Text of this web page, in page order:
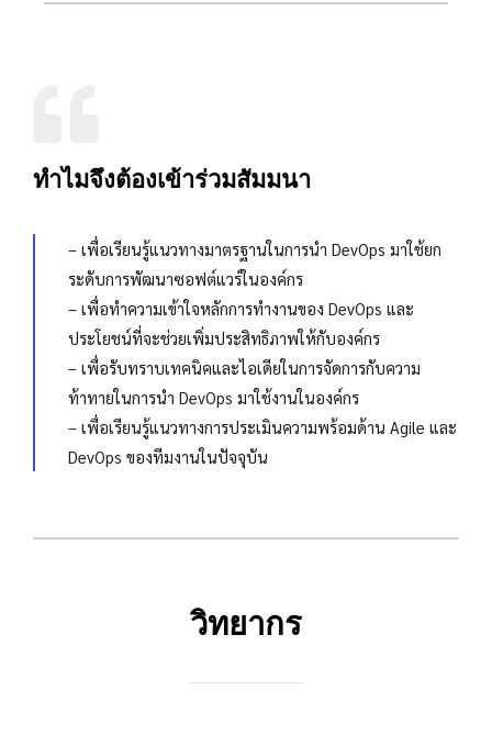
ทำไมจึงต้องเข้าร่วมสัมมนา
– เพื่อเรียนรู้แนวทางมาตรฐานในการนำ DevOps มาใช้ยก
ระดับการพัฒนาซอฟต์แวร์ในองค์กร
– เพื่อทำความเข้าใจหลักการทำงานของ DevOps และ
ประโยชน์ที่จะช่วยเพิ่มประสิทธิภาพให้กับองค์กร
– เพื่อรับทราบเทคนิคและไอเดียในการจัดการกับความ
ท้าทายในการนำ DevOps มาใช้งานในองค์กร
– เพื่อเรียนรู้แนวทางการประเมินความพร้อมด้าน Agile และ
DevOps ของทีมงานในปัจจุบัน
วิทยากร